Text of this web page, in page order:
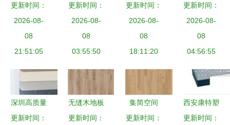
木材纹理背
景 打造逼
真木地板效
果的关键
更新时间：
2026-08-
08
21:51:05
理木地板
自然与家居
的完美融合
更新时间：
2026-08-
08
03:55:50
丨cosmo
floor 透过
旧时光，沉
淀一室美式
更新时间：
2026-08-
08
18:11:20
木板厂 精
工细作，木
地板的艺术
与实践
更新时间：
2026-08-
08
04:56:55
深圳高质量
锁扣塑胶地
更新时间：
无缝木地板
贴图打造自
更新时间：
集简空间
木地板材质
更新时间：
西安康特塑
胶 铜川高
更新时间：